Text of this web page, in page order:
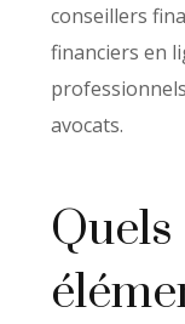
conseillers
financiers en
avocats.